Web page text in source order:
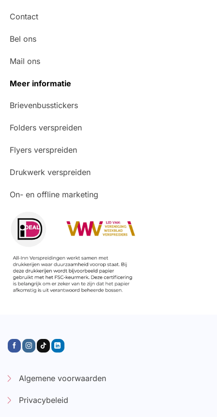
Contact
Bel ons
Mail ons
Meer informatie
Brievenbusstickers
Folders verspreiden
Flyers verspreiden
Drukwerk verspreiden
On- en offline marketing
Algemene voorwaarden
Privacybeleid